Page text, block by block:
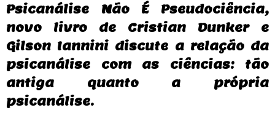
Psicanálise Não É Pseudociência,
novo livro de Cristian Dunker e
Gilson Iannini discute a relação da
psicanálise com as ciências: tão
antiga quanto a própria
psicanálise.